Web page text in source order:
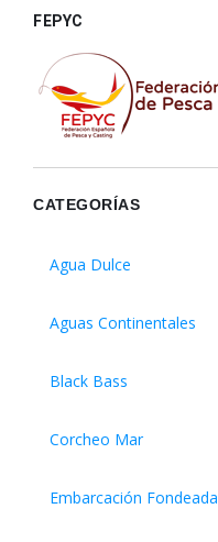
FEPYC
CATEGORÍAS
Agua Dulce
Aguas Continentales
Black Bass
Corcheo Mar
Embarcación Fondeada